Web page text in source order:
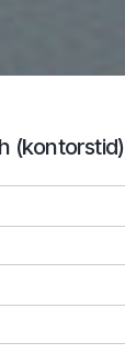
(kontorstid)